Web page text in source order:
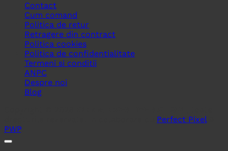
Contact
Cum comand
Politica de retur
Retragere din contract
Politica cookies
Politica de confidentialitate
Termeni si conditii
ANPC
Despre noi
Blog
Perfect Pixel&
PWP.